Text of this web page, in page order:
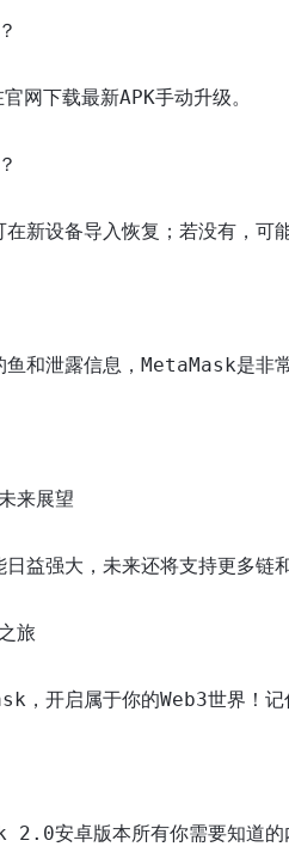
网下载最新APK手动升级。
新设备导入恢复；若没有，可
鱼和泄露信息，MetaMask是非
来展望
益强大，未来还将支持更多链
旅
，开启属于你的Web3世界！